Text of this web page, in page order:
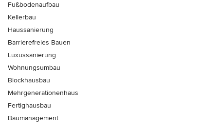
Fußbodenaufbau
Kellerbau
Haussanierung
Barrierefreies Bauen
Luxussanierung
Wohnungsumbau
Blockhausbau
Mehrgenerationenhaus
Fertighausbau
Baumanagement